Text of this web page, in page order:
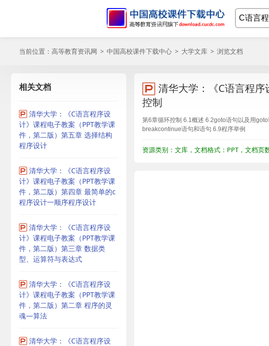
当前位置： 高等教育资讯网 > 中国高校课件下载中心 > 大学文库 > 浏览文档
相关文档
清华大学：《C语言程序设
计》课程电子教案（PPT教学课
件，第二版）第五章 选择结构
程序设计
清华大学：《C语言程序设
计》课程电子教案（PPT教学课
件，第二版）第四章 最简单的c
程序设计一顺序程序设计
清华大学：《C语言程序设
计》课程电子教案（PPT教学课
件，第二版）第三章 数据类
型、运算符与表达式
清华大学：《C语言程序设
计》课程电子教案（PPT教学课
件，第二版）第二章 程序的灵
魂—算法
清华大学：《C语言程序设
清华大学：《C语言程
控制
第6章循环控制 6.1概述 6.2goto语句以及用
breakcontinue语句和语句 6.9程序举例
资源类别：文库，文档格式：PPT，文档页